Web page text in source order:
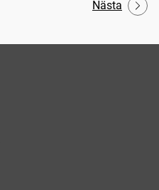
Nästa